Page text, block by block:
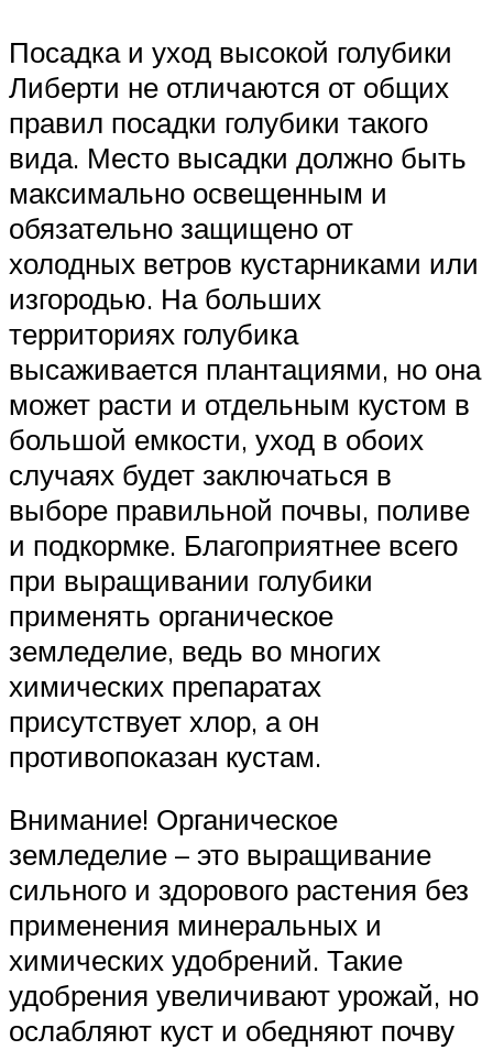
Посадка и уход высокой голубики
Либерти не отличаются от общих
правил посадки голубики такого
вида. Место высадки должно быть
максимально освещенным и
обязательно защищено от
холодных ветров кустарниками или
изгородью. На больших
территориях голубика
высаживается плантациями, но она
может расти и отдельным кустом в
большой емкости, уход в обоих
случаях будет заключаться в
выборе правильной почвы, поливе
и подкормке. Благоприятнее всего
при выращивании голубики
применять органическое
земледелие, ведь во многих
химических препаратах
присутствует хлор, а он
противопоказан кустам.
Внимание! Органическое
земледелие – это выращивание
сильного и здорового растения без
применения минеральных и
химических удобрений. Такие
удобрения увеличивают урожай, но
ослабляют куст и обедняют почву